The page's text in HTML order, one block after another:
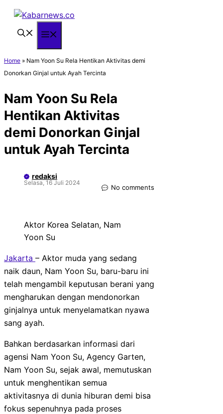
Langsung
Home » Nam Yoon Su Rela Hentikan Aktivitas demi
Donorkan Ginjal untuk Ayah Tercinta
Nam Yoon Su Rela
Hentikan Aktivitas
demi Donorkan Ginjal
untuk Ayah Tercinta
redaksi
Selasa, 16 Juli 2024
No comments
Aktor Korea Selatan, Nam
Yoon Su
Jakarta – Aktor muda yang sedang
naik daun, Nam Yoon Su, baru-baru ini
telah mengambil keputusan berani yang
mengharukan dengan mendonorkan
ginjalnya untuk menyelamatkan nyawa
sang ayah.
Bahkan berdasarkan informasi dari
agensi Nam Yoon Su, Agency Garten,
Nam Yoon Su, sejak awal, memutuskan
untuk menghentikan semua
aktivitasnya di dunia hiburan demi bisa
fokus sepenuhnya pada proses